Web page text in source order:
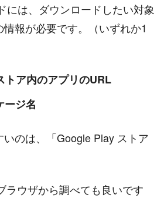
には、ダウンロードしたい対象
報が必要です。（いずれか1
ア内のアプリのURL
ージ名
のは、「Google Play ストア
ラウザから調べても良いです